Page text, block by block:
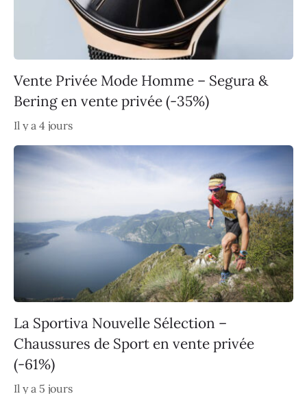
Vente Privée Mode Homme – Segura &
Bering en vente privée (-35%)
Il y a 4 jours
La Sportiva Nouvelle Sélection –
Chaussures de Sport en vente privée
(-61%)
Il y a 5 jours